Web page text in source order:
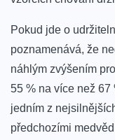
Pokud jde o
poznamenává, že
náhlým zvýšením
55 % na více než 67
jedním z
předchozími